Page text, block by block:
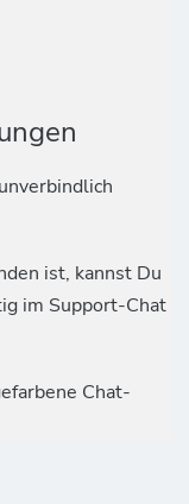
ist, kannst Du
im Support-Chat
Chat-